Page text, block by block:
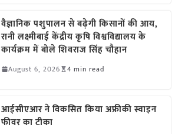
वैज्ञानिक पशुपालन से बढ़ेगी किसानों की आय,
रानी लक्ष्मीबाई केंद्रीय कृषि विश्वविद्यालय के
कार्यक्रम में बोले शिवराज सिंह चौहान
August 6, 2026 4 min read
आईसीएआर ने विकसित किया अफ्रीकी स्वाइन
फीवर का टीका